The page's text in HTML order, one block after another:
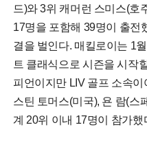
드)와 3위 캐머런 스미스(호
17명을 포함해 39명이 출전
결을 벌인다. 매킬로이는 1
트 클래식으로 시즌을 시작
피언이지만 LIV 골프 소속
스틴 토머스(미국), 욘 람(스
계 20위 이내 17명이 참가했